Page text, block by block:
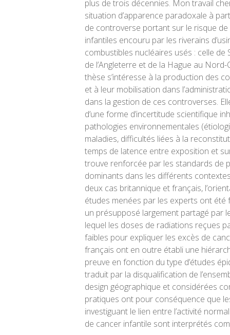
plus de trois décennies. Mon travail
situation d’apparence paradoxale à
de controverse portant sur le risque
infantiles encouru par les riverains
combustibles nucléaires usés : celle
de l’Angleterre et de la Hague au
thèse s’intéresse à la production des
et à leur mobilisation dans
dans la gestion de ces controverses.
d’une forme d’incertitude scientifique
pathologies environnementales
maladies, difficultés liées à la
temps de latence entre exposition et
trouve renforcée par les standards de
dominants dans les différents
deux cas britannique et français,
études menées par les experts ont
un présupposé largement partagé par
lequel les doses de radiations reçues
faibles pour expliquer les excès de
français ont en outre établi une
preuve en fonction du type d’études
traduit par la disqualification de
design géographique et considérées
pratiques ont pour conséquence que
investiguant le lien entre l’activité
de cancer infantile sont interprétés